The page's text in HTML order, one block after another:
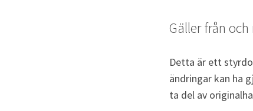
Gäller från
Detta är ett
ändringar kan ha
ta del av